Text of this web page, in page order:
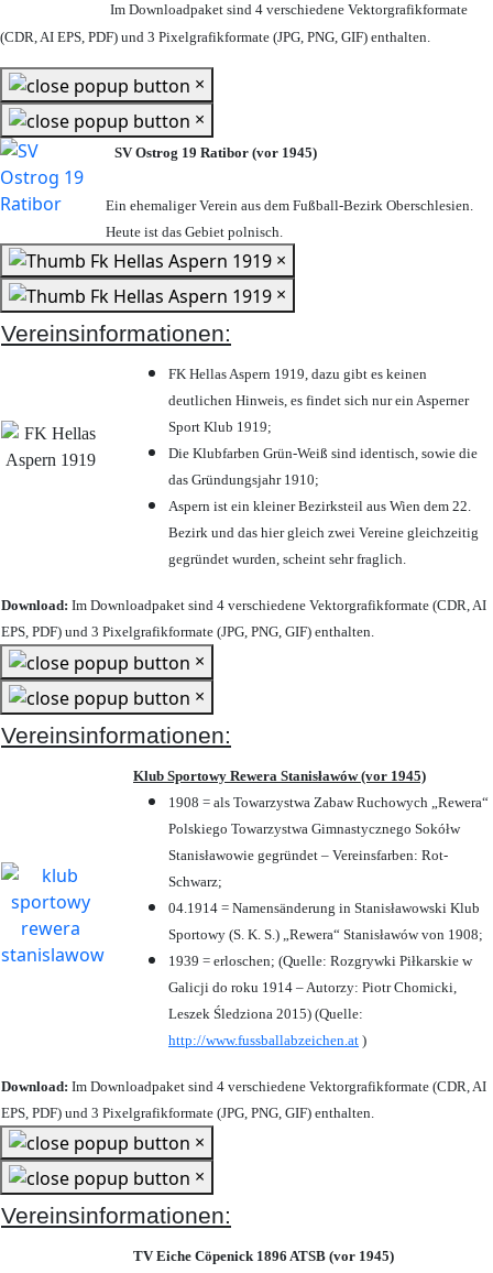
Im Downloadpaket sind 4 verschiedene Vektorgrafikformate
(CDR, AI EPS, PDF) und 3 Pixelgrafikformate (JPG, PNG, GIF) enthalten.
×
×
SV Ostrog 19 Ratibor (vor 1945)
Ein ehemaliger Verein aus dem Fußball-Bezirk Oberschlesien.
Heute ist das Gebiet polnisch.
×
×
Vereinsinformationen:
FK Hellas Aspern 1919, dazu gibt es keinen
deutlichen Hinweis, es findet sich nur ein Asperner
Sport Klub 1919;
Die Klubfarben Grün-Weiß sind identisch, sowie die
das Gründungsjahr 1910;
Aspern ist ein kleiner Bezirksteil aus Wien dem 22.
Bezirk und das hier gleich zwei Vereine gleichzeitig
gegründet wurden, scheint sehr fraglich.
Download: Im Downloadpaket sind 4 verschiedene Vektorgrafikformate (CDR, AI
EPS, PDF) und 3 Pixelgrafikformate (JPG, PNG, GIF) enthalten.
×
×
Vereinsinformationen:
Klub Sportowy Rewera Stanisławów (vor 1945)
1908 = als Towarzystwa Zabaw Ruchowych „Rewera“
Polskiego Towarzystwa Gimnastycznego Sokółw
Stanisławowie gegründet – Vereinsfarben: Rot-
Schwarz;
04.1914 = Namensänderung in Stanisławowski Klub
Sportowy (S. K. S.) „Rewera“ Stanisławów von 1908;
1939 = erloschen; (Quelle: Rozgrywki Piłkarskie w
Galicji do roku 1914 – Autorzy: Piotr Chomicki,
Leszek Śledziona 2015) (Quelle:
http://www.fussballabzeichen.at )
Download: Im Downloadpaket sind 4 verschiedene Vektorgrafikformate (CDR, AI
EPS, PDF) und 3 Pixelgrafikformate (JPG, PNG, GIF) enthalten.
×
×
Vereinsinformationen:
TV Eiche Cöpenick 1896 ATSB (vor 1945)